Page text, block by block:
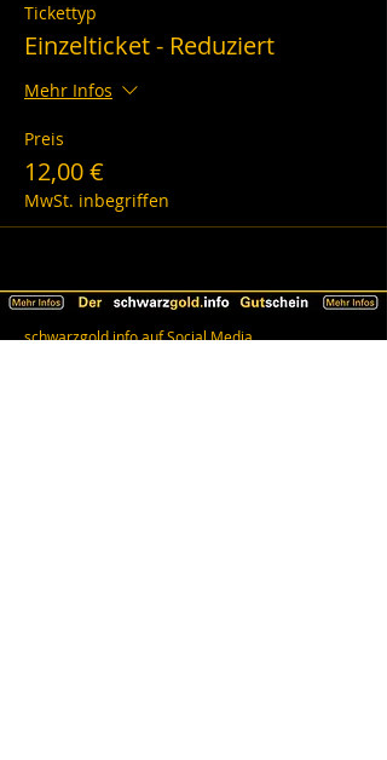
Tickettyp
Einzelticket - Reduziert
Mehr Infos
Preis
12,00 €
MwSt. inbegriffen
schwarzgold.info auf Social Media